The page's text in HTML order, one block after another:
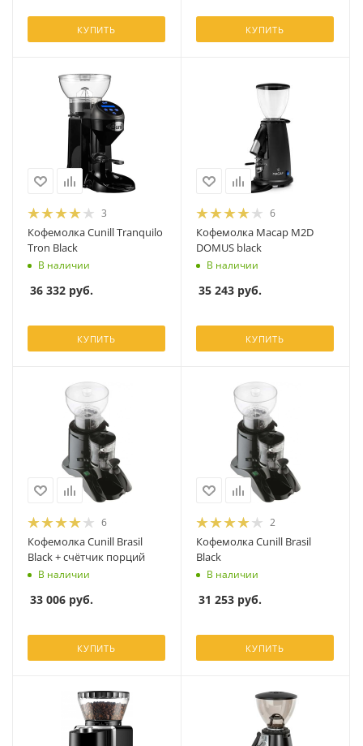
КУПИТЬ КУПИТЬ
3
Кофемолка Cunill Tranquilo
Tron Black
В наличии
36 332 руб.
КУПИТЬ
6
Кофемолка Macap M2D
DOMUS black
В наличии
35 243 руб.
КУПИТЬ
6
Кофемолка Cunill Brasil
Black + счётчик порций
В наличии
33 006 руб.
КУПИТЬ
2
Кофемолка Cunill Brasil
Black
В наличии
31 253 руб.
КУПИТЬ